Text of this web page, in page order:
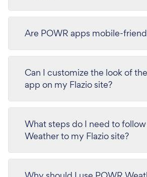
Are POWR apps mobile-
Can I customize the look of
app on my Flazio site?
What steps do I need to
Weather to my Flazio site?